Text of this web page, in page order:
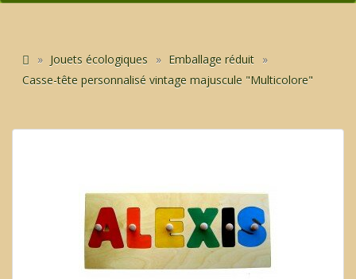
Jouets écologiques
Emballage réduit
Casse-tête personnalisé vintage majuscule "Multicolore"